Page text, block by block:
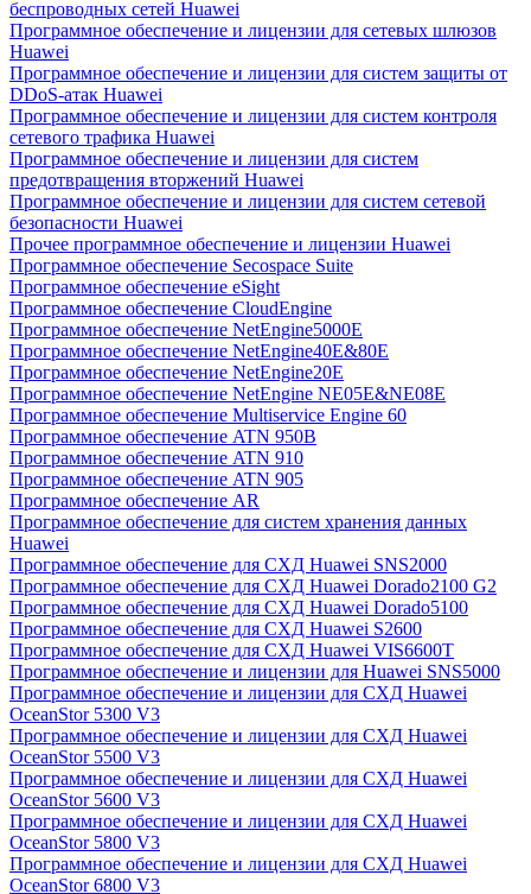
беспроводных сетей Huawei
Программное обеспечение и лицензии для сетевых шлюзов
Huawei
Программное обеспечение и лицензии для систем защиты от
DDoS-атак Huawei
Программное обеспечение и лицензии для систем контроля
сетевого трафика Huawei
Программное обеспечение и лицензии для систем
предотвращения вторжений Huawei
Программное обеспечение и лицензии для систем сетевой
безопасности Huawei
Прочее программное обеспечение и лицензии Huawei
Программное обеспечение Secospace Suite
Программное обеспечение eSight
Программное обеспечение CloudEngine
Программное обеспечение NetEngine5000E
Программное обеспечение NetEngine40E&80E
Программное обеспечение NetEngine20E
Программное обеспечение NetEngine NE05E&NE08E
Программное обеспечение Multiservice Engine 60
Программное обеспечение ATN 950B
Программное обеспечение ATN 910
Программное обеспечение ATN 905
Программное обеспечение AR
Программное обеспечение для систем хранения данных
Huawei
Программное обеспечение для СХД Huawei SNS2000
Программное обеспечение для СХД Huawei Dorado2100 G2
Программное обеспечение для СХД Huawei Dorado5100
Программное обеспечение для СХД Huawei S2600
Программное обеспечение для СХД Huawei VIS6600T
Программное обеспечение и лицензии для Huawei SNS5000
Программное обеспечение и лицензии для СХД Huawei
OceanStor 5300 V3
Программное обеспечение и лицензии для СХД Huawei
OceanStor 5500 V3
Программное обеспечение и лицензии для СХД Huawei
OceanStor 5600 V3
Программное обеспечение и лицензии для СХД Huawei
OceanStor 5800 V3
Программное обеспечение и лицензии для СХД Huawei
OceanStor 6800 V3